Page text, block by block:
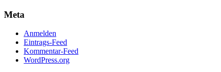
Meta
Anmelden
Eintrags-Feed
Kommentar-Feed
WordPress.org